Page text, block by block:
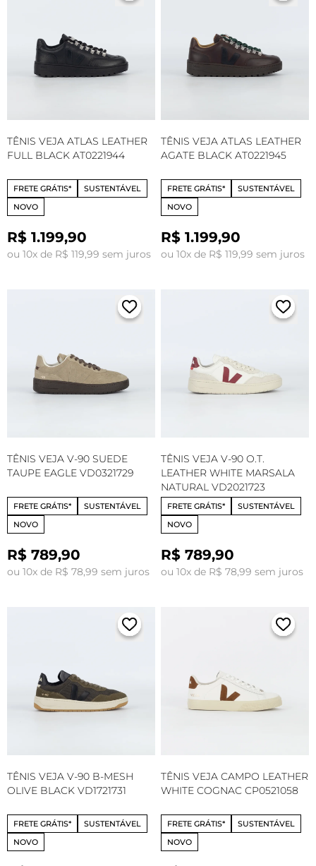
TÊNIS VEJA ATLAS LEATHER
FULL BLACK AT0221944
FRETE GRÁTIS*
SUSTENTÁVEL
NOVO
R$ 1.199,90
ou 10x de R$ 119,99 sem juros
TÊNIS VEJA ATLAS LEATHER
AGATE BLACK AT0221945
FRETE GRÁTIS*
SUSTENTÁVEL
NOVO
R$ 1.199,90
ou 10x de R$ 119,99 sem juros
TÊNIS VEJA V-90 SUEDE
TAUPE EAGLE VD0321729
FRETE GRÁTIS*
SUSTENTÁVEL
NOVO
R$ 789,90
ou 10x de R$ 78,99 sem juros
TÊNIS VEJA V-90 O.T.
LEATHER WHITE MARSALA
NATURAL VD2021723
FRETE GRÁTIS*
SUSTENTÁVEL
NOVO
R$ 789,90
ou 10x de R$ 78,99 sem juros
TÊNIS VEJA V-90 B-MESH
OLIVE BLACK VD1721731
FRETE GRÁTIS*
SUSTENTÁVEL
NOVO
TÊNIS VEJA CAMPO LEATHER
WHITE COGNAC CP0521058
FRETE GRÁTIS*
SUSTENTÁVEL
NOVO